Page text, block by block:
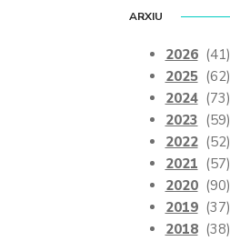
ARXIU
2026 (41)
2025 (62)
2024 (73)
2023 (59)
2022 (52)
2021 (57)
2020 (90)
2019 (37)
2018 (38)